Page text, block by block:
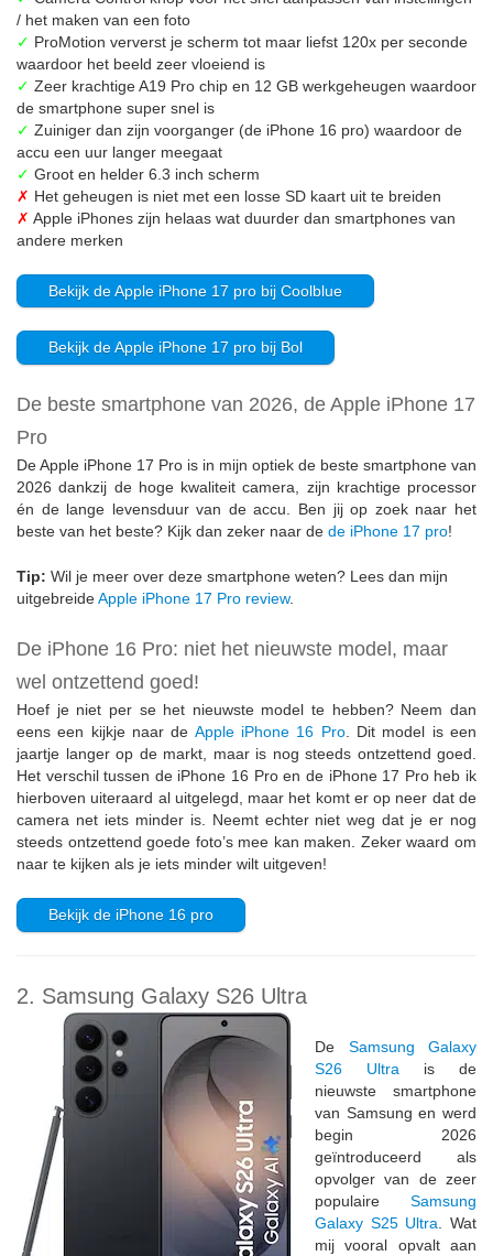
/ het maken van een foto
✓ ProMotion ververst je scherm tot maar liefst 120x per seconde
waardoor het beeld zeer vloeiend is
✓ Zeer krachtige A19 Pro chip en 12 GB werkgeheugen waardoor
de smartphone super snel is
✓ Zuiniger dan zijn voorganger (de iPhone 16 pro) waardoor de
accu een uur langer meegaat
✓ Groot en helder 6.3 inch scherm
✗ Het geheugen is niet met een losse SD kaart uit te breiden
✗ Apple iPhones zijn helaas wat duurder dan smartphones van
andere merken
Bekijk de Apple iPhone 17 pro bij Coolblue
Bekijk de Apple iPhone 17 pro bij Bol
De beste smartphone van 2026, de Apple iPhone 17
Pro
De Apple iPhone 17 Pro is in mijn optiek de beste smartphone van
2026 dankzij de hoge kwaliteit camera, zijn krachtige processor
én de lange levensduur van de accu. Ben jij op zoek naar het
beste van het beste? Kijk dan zeker naar de de iPhone 17 pro!
Tip: Wil je meer over deze smartphone weten? Lees dan mijn
uitgebreideApple iPhone 17 Pro review.
De iPhone 16 Pro: niet het nieuwste model, maar
wel ontzettend goed!
Hoef je niet per se het nieuwste model te hebben? Neem dan
eens een kijkje naar de Apple iPhone 16 Pro. Dit model is een
jaartje langer op de markt, maar is nog steeds ontzettend goed.
Het verschil tussen de iPhone 16 Pro en de iPhone 17 Pro heb ik
hierboven uiteraard al uitgelegd, maar het komt er op neer dat de
camera net iets minder is. Neemt echter niet weg dat je er nog
steeds ontzettend goede foto’s mee kan maken. Zeker waard om
naar te kijken als je iets minder wilt uitgeven!
Bekijk de iPhone 16 pro
2. Samsung Galaxy S26 Ultra
De Samsung Galaxy
S26 Ultra is de
nieuwste smartphone
van Samsung en werd
begin 2026
geïntroduceerd als
opvolger van de zeer
populaire Samsung
Galaxy S25 Ultra . Wat
mij vooral opvalt aan